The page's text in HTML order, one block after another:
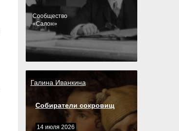
Cообщество
«Салон»
Галина Иванкина
Собиратели сокровищ
14 июля 2026